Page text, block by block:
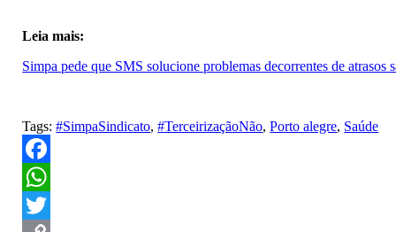
Leia mais:
Simpa pede que SMS solucione problemas decorrentes de atrasos
Tags:#SimpaSindicato,#TerceirizaçãoNão,Porto alegre, Saúde
Facebook
WhatsApp